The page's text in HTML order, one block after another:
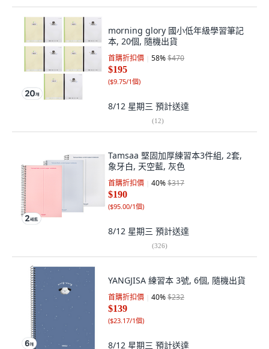
morning glory 國小低年級學習筆記
本, 20個, 隨機出貨
首購折扣價 58%$470
$195
($9.75/1個)
8/12 星期三 預計送達
(12)
Tamsaa 堅固加厚練習本3件組, 2套,
象牙白, 天空藍, 灰色
首購折扣價 40%$317
$190
($95.00/1個)
8/12 星期三 預計送達
(326)
YANGJISA 練習本 3號, 6個, 隨機出貨
首購折扣價 40%$232
$139
($23.17/1個)
8/12 星期三 預計送達